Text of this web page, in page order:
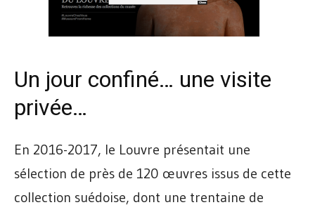
Un jour confiné… une visite
privée…
En 2016-2017, le Louvre présentait une
sélection de près de 120 œuvres issus de cette
collection suédoise, dont une trentaine de